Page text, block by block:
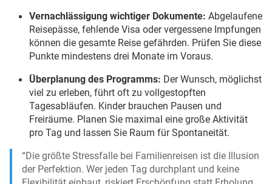
Vernachlässigung wichtiger Dokumente: Abgelaufene
Reisepässe, fehlende Visa oder vergessene Impfungen
können die gesamte Reise gefährden. Prüfen Sie diese
Punkte mindestens drei Monate im Voraus.
Überplanung des Programms: Der Wunsch, möglichst
viel zu erleben, führt oft zu vollgestopften
Tagesabläufen. Kinder brauchen Pausen und
Freiräume. Planen Sie maximal eine große Aktivität
pro Tag und lassen Sie Raum für Spontaneität.
“Die größte Stressfalle bei Familienreisen ist die Illusion
der Perfektion. Wer jeden Tag durchplant und keine